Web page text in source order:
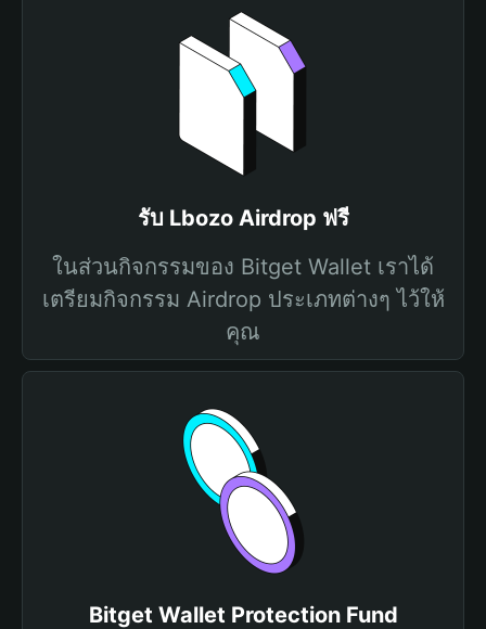
รับ Lbozo Airdrop ฟรี
ในส่วนกิจกรรมของ Bitget Wallet เราได้
เตรียมกิจกรรม Airdrop ประเภทต่างๆ ไว้ให้
คุณ
Bitget Wallet Protection Fund